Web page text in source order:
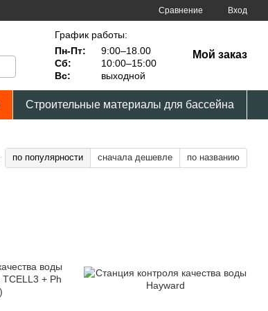
Сравнение Вход
График работы:
Пн-Пт:
9:00–18.00
Сб:
10:00–15:00
Вс:
выходной
Мой заказ
Строительные материалы для бассейна
по популярности сначала дешевле по названию